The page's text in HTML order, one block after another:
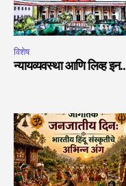
विशेष
न्यायव्यवस्था आणि लिव्ह इन..